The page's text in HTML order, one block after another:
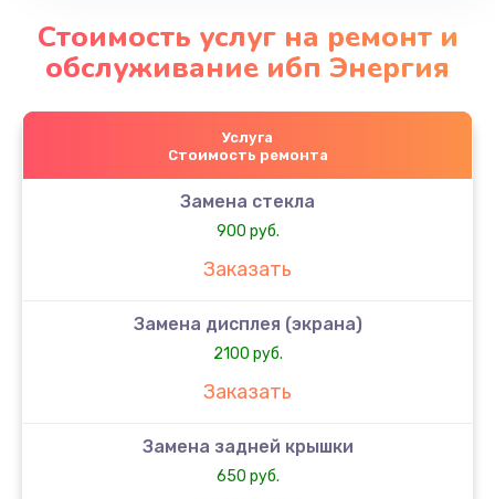
Стоимость услуг на ремонт и
обслуживание ибп Энергия
Услуга
Стоимость ремонта
Замена стекла
900 руб.
Заказать
Замена дисплея (экрана)
2100 руб.
Заказать
Замена задней крышки
650 руб.